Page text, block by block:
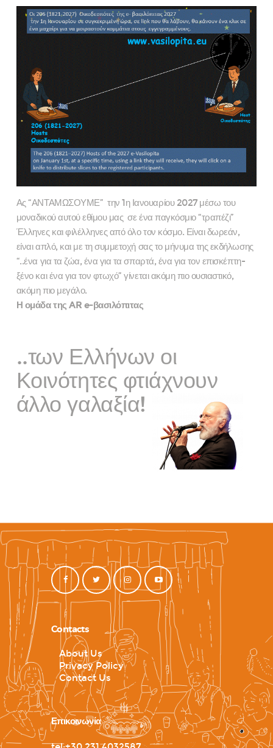
Ας “ΑΝΤΑΜΩΣΟΥΜΕ” την 1η Ιανουαρίου 2027 μέσω του
μοναδικού αυτού εθίμου μας σε ένα παγκόσμιο “τραπέζι”
Έλληνες και φιλέλληνες από όλο τον κόσμο. Είναι δωρεάν,
είναι απλό, και με τη συμμετοχή σας το μήνυμα της εκδήλωσης
“..ένα για τα ζώα, ένα για τα σπαρτά, ένα για τον επισκέπτη-
ξένο και ένα για τον φτωχό” γίνεται ακόμη πιο ουσιαστικό,
ακόμη πιο μεγάλο.
Η ομάδα της AR e-βασιλόπιτας
..των Ελλήνων οι
Κοινότητες φτιάχνουν
άλλο γαλαξία!
Contacts
About Us
Privacy Policy
Contact Us
Επικοινωνία